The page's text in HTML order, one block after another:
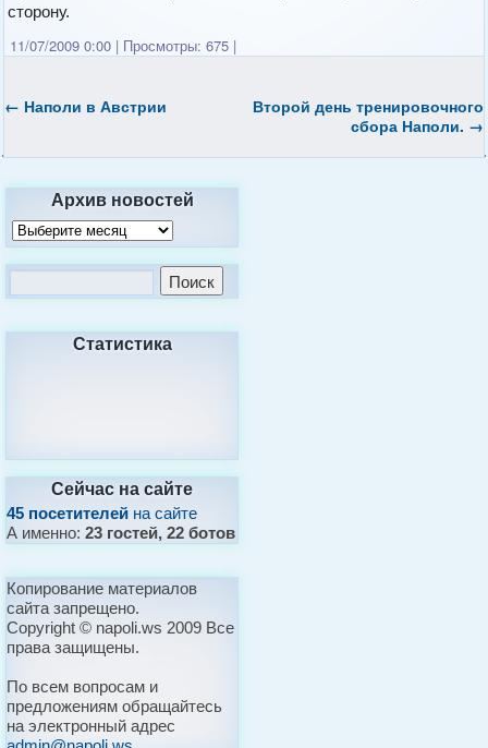
сторону.
11/07/2009 0:00 | Просмотры: 675 |
← Наполи в Австрии
Второй день тренировочного
сбора Наполи. →
Архив новостей
Статистика
Сейчас на сайте
45 посетителей на сайте
А именно:23 гостей, 22 ботов
Копирование материалов
сайта запрещено.
Copyright © napoli.ws 2009 Все
права защищены.
По всем вопросам и
предложениям обращайтесь
на электронный адрес